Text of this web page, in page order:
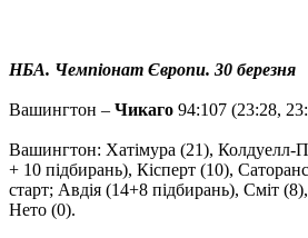
НБА. Чемпіонат Європи. 30 березня
Вашингтон – Чикаго 94:107 (23:28,
Вашингтон: Хатімура (21), Колдуелл-
+ 10 підбирань), Кісперт (10),
старт; Авдія (14+8 підбирань), Сміт
Нето (0).